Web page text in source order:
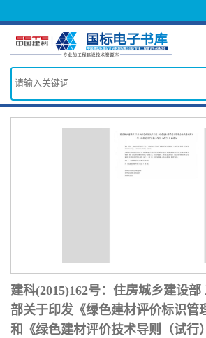
建科(2015)162号：住房城乡建设
部关于印发《绿色建材评价标识管
和《绿色建材评价技术导则（试行